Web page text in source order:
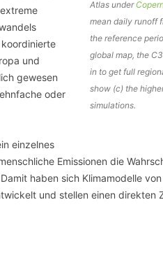
Atlas under
mean daily runoff
the reference
global map, the
in to get full
show (c) the
simulations.
koordinierte
und
gewesen
oder
einzelnes
Emissionen die
haben sich Klimamodelle
und stellen einen direkten